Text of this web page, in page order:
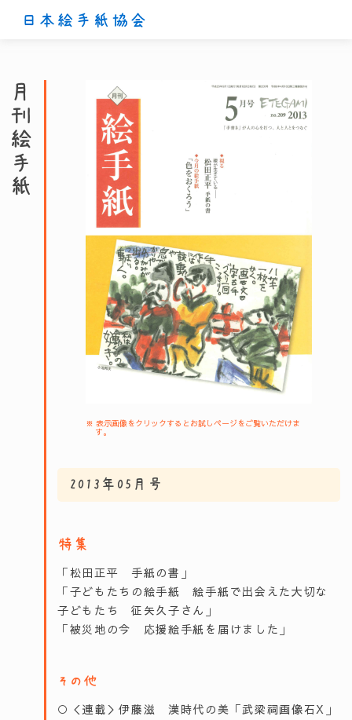
日本絵手紙協会
月刊絵手紙
※ 表示画像をクリックするとお試しページをご覧いただけま
す。
2013年05月号
特集
「松田正平 手紙の書」
「子どもたちの絵手紙 絵手紙で出会えた大切な
子どもたち 征矢久子さん」
「被災地の今 応援絵手紙を届けました」
その他
○＜連載＞伊藤滋 漢時代の美「武梁祠画像石X」